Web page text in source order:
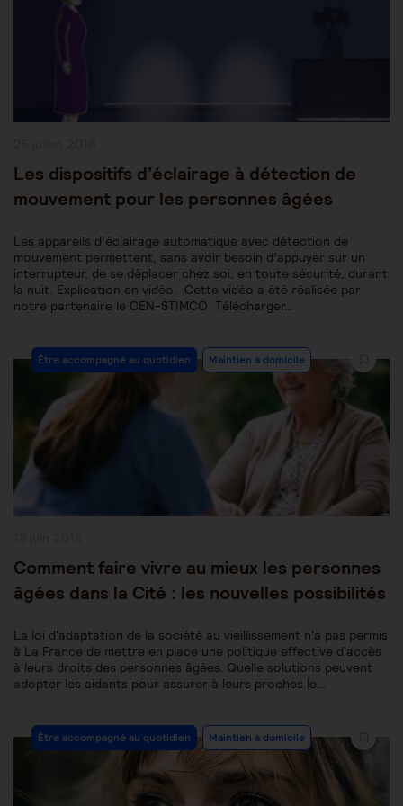
Les dispositifs d’éclairage à détection de
mouvement pour les personnes âgées
Les appareils d’éclairage automatique avec détection de
mouvement permettent, sans avoir besoin d’appuyer sur un
interrupteur, de se déplacer chez soi, en toute sécurité, durant
la nuit. Explication en vidéo. Cette vidéo a été réalisée par
notre partenaire le CEN-STIMCO Télécharger…
Post
Category:
Être accompagné au quotidien Maintien à domicile
Comment faire vivre au mieux les personnes
âgées dans la Cité : les nouvelles possibilités
La loi d'adaptation de la société au vieillissement n'a pas permis
à La France de mettre en place une politique effective d'accès
à leurs droits des personnes âgées. Quelle solutions peuvent
adopter les aidants pour assurer à leurs proches le…
Post
Category:
Être accompagné au quotidien Maintien à domicile